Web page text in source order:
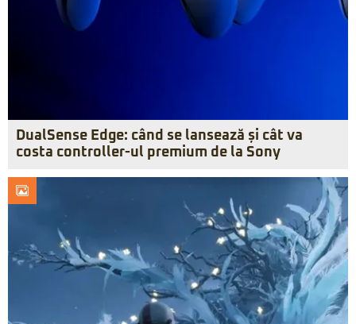
DualSense Edge: când se lansează și cât va
costa controller-ul premium de la Sony